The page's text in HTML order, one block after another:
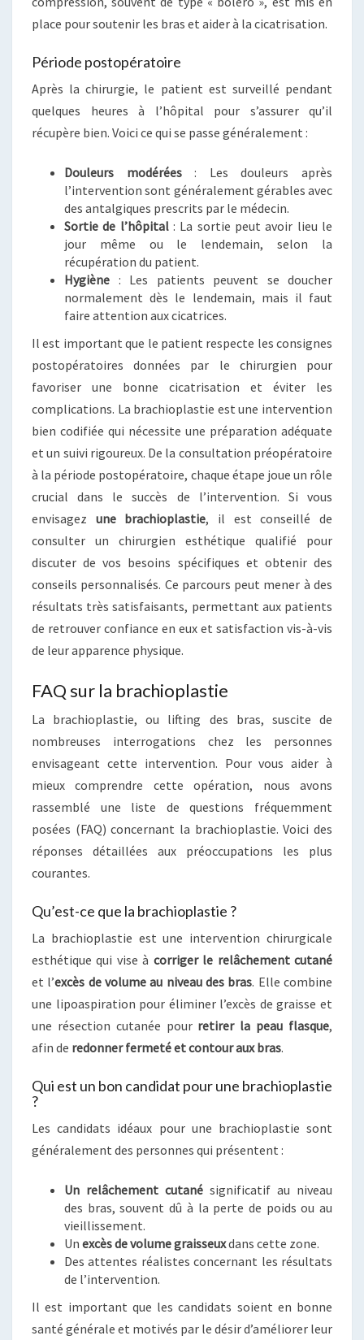
place pour soutenir les bras et aider à la cicatrisation.
Période postopératoire
Après la chirurgie, le patient est surveillé pendant
quelques heures à l’hôpital pour s’assurer qu’il
récupère bien. Voici ce qui se passe généralement :
Douleurs modérées: Les douleurs après
l’intervention sont généralement gérables avec
des antalgiques prescrits par le médecin.
Sortie de l’hôpital: La sortie peut avoir lieu le
jour même ou le lendemain, selon la
récupération du patient.
Hygiène : Les patients peuvent se doucher
normalement dès le lendemain, mais il faut
faire attention aux cicatrices.
Il est important que le patient respecte les consignes
postopératoires données par le chirurgien pour
favoriser une bonne cicatrisation et éviter les
complications. La brachioplastie est une intervention
bien codifiée qui nécessite une préparation adéquate
et un suivi rigoureux. De la consultation préopératoire
à la période postopératoire, chaque étape joue un rôle
crucial dans le succès de l’intervention. Si vous
envisagez une brachioplastie, il est conseillé de
consulter un chirurgien esthétique qualifié pour
discuter de vos besoins spécifiques et obtenir des
conseils personnalisés. Ce parcours peut mener à des
résultats très satisfaisants, permettant aux patients
de retrouver confiance en eux et satisfaction vis-à-vis
de leur apparence physique.
FAQ sur la brachioplastie
La brachioplastie, ou lifting des bras, suscite de
nombreuses interrogations chez les personnes
envisageant cette intervention. Pour vous aider à
mieux comprendre cette opération, nous avons
rassemblé une liste de questions fréquemment
posées (FAQ) concernant la brachioplastie. Voici des
réponses détaillées aux préoccupations les plus
courantes.
Qu’est-ce que la brachioplastie ?
La brachioplastie est une intervention chirurgicale
esthétique qui vise à corriger le relâchement cutané
et l’excès de volume au niveau des bras. Elle combine
une lipoaspiration pour éliminer l’excès de graisse et
une résection cutanée pour retirer la peau flasque,
afin de redonner fermeté et contour aux bras.
Qui est un bon candidat pour une brachioplastie
?
Les candidats idéaux pour une brachioplastie sont
généralement des personnes qui présentent :
Un relâchement cutané significatif au niveau
des bras, souvent dû à la perte de poids ou au
vieillissement.
Un excès de volume graisseuxdans cette zone.
Des attentes réalistes concernant les résultats
de l’intervention.
Il est important que les candidats soient en bonne
santé générale et motivés par le désir d’améliorer leur